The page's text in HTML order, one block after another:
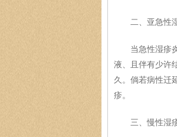
二、亚急性
当急性湿疹炎
液、且伴有少许
久。倘若病性迁
疹。
三、慢性湿